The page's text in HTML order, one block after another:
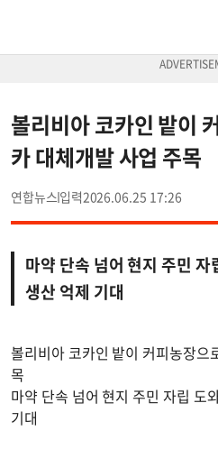
볼리비아 코카인 밭이
카 대체개발 사업 주목
연합뉴스 2026.06.25 17:26
마약 단속 넘어 현지 주민
생산 억제 기대
볼리비아 코카인 밭이 커피농장
목
마약 단속 넘어 현지 주민 자립
기대